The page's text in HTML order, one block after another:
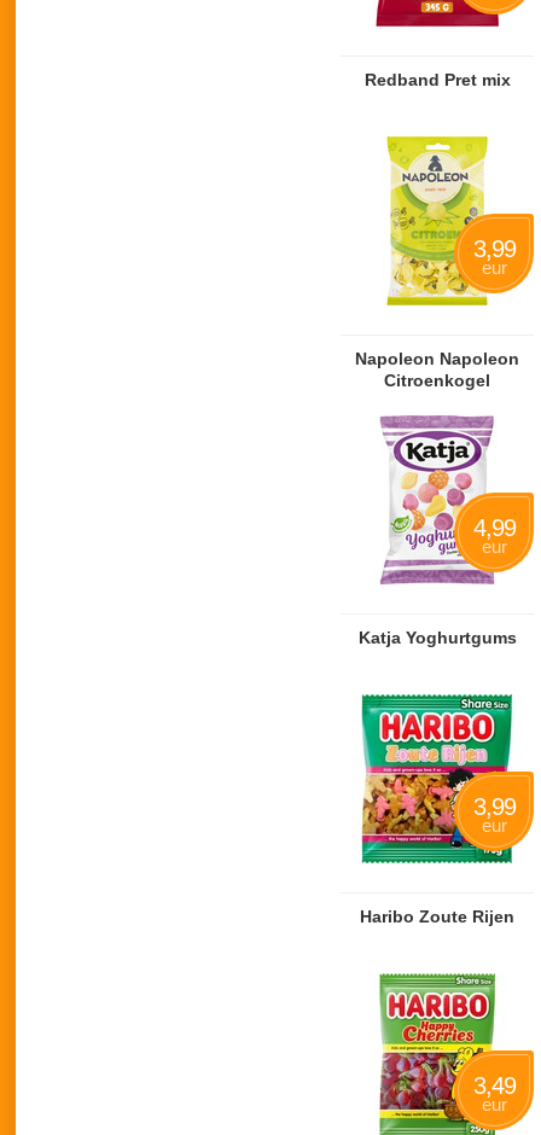
Redband Pret mix
Napoleon Napoleon
Citroenkogel
3,99
eur
Katja Yoghurtgums
4,99
eur
Haribo Zoute Rijen
3,99
eur
3,49
eur